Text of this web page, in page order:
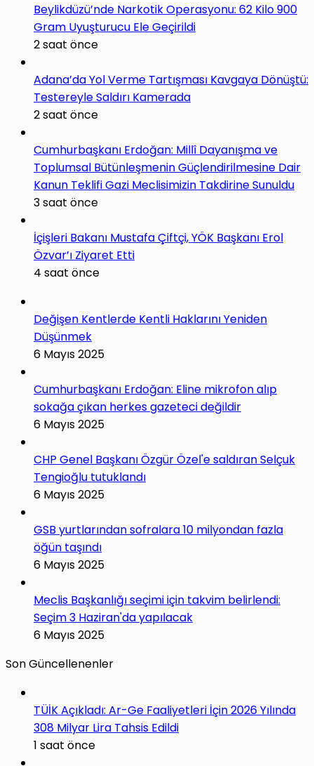
Beylikdüzü’nde Narkotik Operasyonu: 62 Kilo 900
Gram Uyuşturucu Ele Geçirildi
2 saat önce
Adana’da Yol Verme Tartışması Kavgaya Dönüştü:
Testereyle Saldırı Kamerada
2 saat önce
Cumhurbaşkanı Erdoğan: Millî Dayanışma ve
Toplumsal Bütünleşmenin Güçlendirilmesine Dair
Kanun Teklifi Gazi Meclisimizin Takdirine Sunuldu
3 saat önce
İçişleri Bakanı Mustafa Çiftçi, YÖK Başkanı Erol
Özvar’ı Ziyaret Etti
4 saat önce
Değişen Kentlerde Kentli Haklarını Yeniden
Düşünmek
6 Mayıs 2025
Cumhurbaşkanı Erdoğan: Eline mikrofon alıp
sokağa çıkan herkes gazeteci değildir
6 Mayıs 2025
CHP Genel Başkanı Özgür Özel'e saldıran Selçuk
Tengioğlu tutuklandı
6 Mayıs 2025
GSB yurtlarından sofralara 10 milyondan fazla
öğün taşındı
6 Mayıs 2025
Meclis Başkanlığı seçimi için takvim belirlendi:
Seçim 3 Haziran'da yapılacak
6 Mayıs 2025
Son Güncellenenler
TÜİK Açıkladı: Ar-Ge Faaliyetleri İçin 2026 Yılında
308 Milyar Lira Tahsis Edildi
1 saat önce